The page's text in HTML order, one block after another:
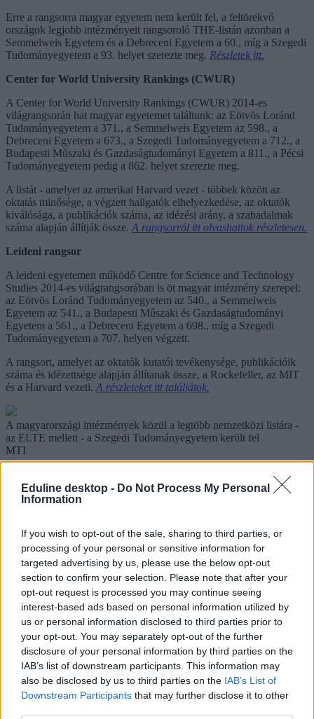
Eduline desktop - Do Not Process My Personal
Information
If you wish to opt-out of the sale, sharing to third parties, or
processing of your personal or sensitive information for
targeted advertising by us, please use the below opt-out
section to confirm your selection. Please note that after your
opt-out request is processed you may continue seeing
interest-based ads based on personal information utilized by
us or personal information disclosed to third parties prior to
your opt-out. You may separately opt-out of the further
disclosure of your personal information by third parties on the
IAB’s list of downstream participants. This information may
also be disclosed by us to third parties on the IAB’s List of
Downstream Participants that may further disclose it to other
Erre a rangsorra magyar egyetem nem került fel, a feltörekvő
országok legjobb intézményeit rangsoroló THE-listán azonban a
Semmelweis Egyetem és a Debreceni Egyetem a 60., míg a Szegedi
Tudományegyetem a 93. helyet szerezte meg. Részletek itt.
Center for World University Rankings (CWUR)
A Center for World University Rankings (CWUR) 2014-es
világrangsorán hat magyar egyetemet találtunk: az Eötvös Loránd
Tudományegyetem a 371., a Semmelweis Egyetem az 598., a
Debreceni Egyetem a 673., a Szegedi Tudományegyetem a 712., a
Budapesti Műszaki és Gazdaságtudományi Egyetem a 811., a Pécsi
Tudományegyetem pedig a 862. helyet szerezte meg.
A listát - amelyet az amerikai Harvard vezet - többek között az
oktatás minősége, a végzett hallgatók elhelyezkedése, az oktatók
kiválósága, a publikációk száma, az idézési arány, a szabadalmak
száma alapján állítják össze. A rangsorról itt olvashattok részletesen.
Leideni rangsor
A leideni egyetemen működő Centre for Science and Technology
Studies 2014-es világrangsorában is öt magyar intézmény szerepel:
az Eötvös Loránd Tudományegyetem az 540., a Semmelweis
Egyetem az 541., a Budapesti Műszaki és Gazdaságtudományi
Egyetem a 561., a Debreceni Egyetem a 698., míg a Szegedi
Tudományegyetem a 707. helyen végzett.
A rangsort, amelyet az oktatók kutatói tevékenysége, publikációik
száma és idézettsége alapján állítanak össze, a Rockefeller, az MIT
és a Harvard vezeti. A részleteket itt találjátok.
A magyarországi intézmények közül a legtöbb nemzetközi listára -
az ELTE mellett - a Szegedi Tudományegyetem került fel
MTI
A sanghaji ARWU 2013-as rangsorában az az Eötvös Loránd
Berkeley vezet - az ELTE a 301-400., a Szegedi Tudományegyetem
a 401-500. helyen végzett. A listát az oktatók és az egykori hallgatók
szakmai elismertsége, a publikációk száma és idézési gyakorisága
alapján állítják össze. Részletek itt.
SCIMAGO
A 2013-as SCIMAGO-rangsorra, amelyet többek között az idézési
arány, illetve a legbefolyásosabb folyóiratokban megjelent
tanulmányok száma alapján állítanak össze, nyolc magyar intézmény
is felkerült. A Budapesti Műszaki és Gazdaságtudományi Egyetem a
633., a Semmelweis Egyetem a 701., az Eötvös Loránd
Tudományegyetem a 785., a Szegedi Tudományegyetem a 786., a
Debreceni Egyetem a 859., a Pécsi Tudományegyetem az 1209., a